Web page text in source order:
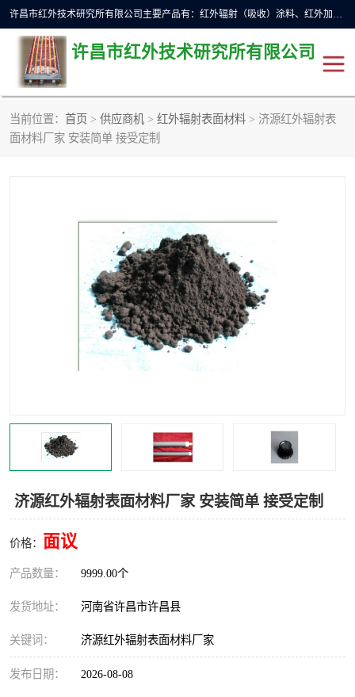
许昌市红外技术研究所有限公司主要产品有：红外辐射（吸收）涂料、红外加热元件、红外辐射加热模块（板）、红外辐射加热炉（箱）、快速红外辐射加热器、系列高端红外加热实验设备、系列红外加热控制器等。
许昌市红外技术研究所有限公司
当前位置： 首页 > 供应商机 > 红外辐射表面材料 > 济源红外辐射表
面材料厂家 安装简单 接受定制
济源红外辐射表面材料厂家 安装简单 接受定制
价格： 面议
产品数量： 9999.00个
发货地址： 河南省许昌市许昌县
关键词： 济源红外辐射表面材料厂家
发布日期： 2026-08-08
红外加热设备
红外辐射吸收涂料
高端红外加热实验设备 电工电气
红外加热控制器
热环境试验设备
快速红外辐射聚焦炉